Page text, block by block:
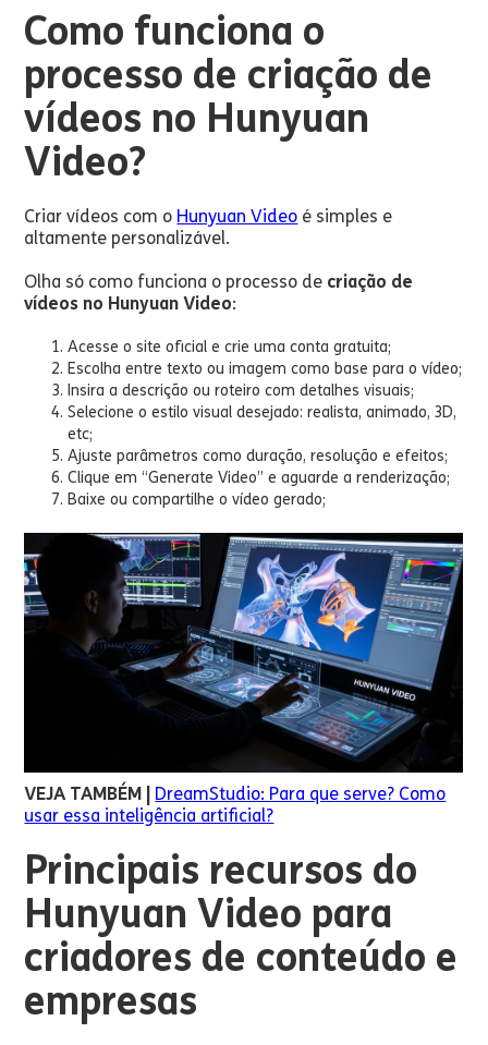
Como funciona o
processo de criação de
vídeos no Hunyuan
Video?
Criar vídeos com o Hunyuan Video é simples e
altamente personalizável.
Olha só como funciona o processo de criação de
vídeos no Hunyuan Video:
Acesse o site oficial e crie uma conta gratuita;
Escolha entre texto ou imagem como base para o vídeo;
Insira a descrição ou roteiro com detalhes visuais;
Selecione o estilo visual desejado: realista, animado, 3D,
etc;
Ajuste parâmetros como duração, resolução e efeitos;
Clique em “Generate Video” e aguarde a renderização;
Baixe ou compartilhe o vídeo gerado;
VEJA TAMBÉM |
DreamStudio: Para que serve? Como
usar essa inteligência artificial?
Principais recursos do
Hunyuan Video para
criadores de conteúdo e
empresas